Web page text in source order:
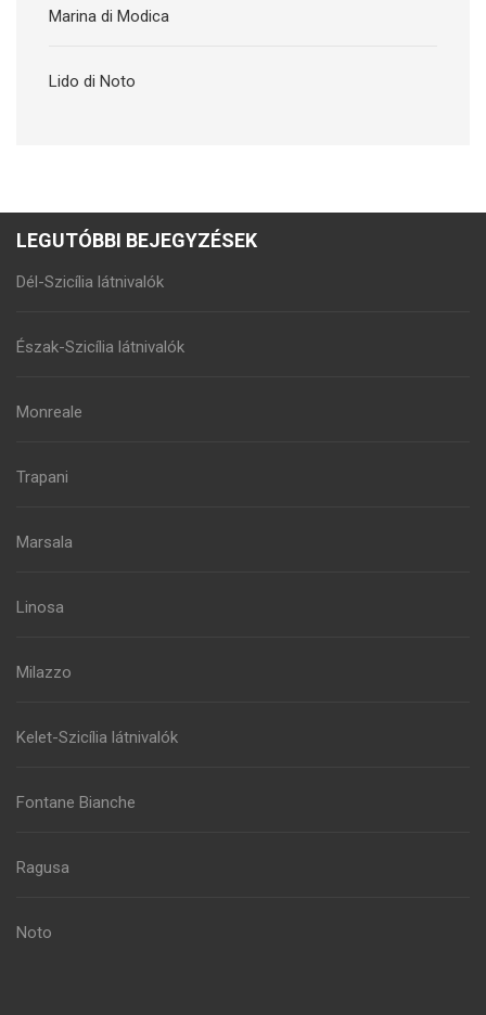
Marina di Modica
Lido di Noto
LEGUTÓBBI BEJEGYZÉSEK
Dél-Szicília látnivalók
Észak-Szicília látnivalók
Monreale
Trapani
Marsala
Linosa
Milazzo
Kelet-Szicília látnivalók
Fontane Bianche
Ragusa
Noto